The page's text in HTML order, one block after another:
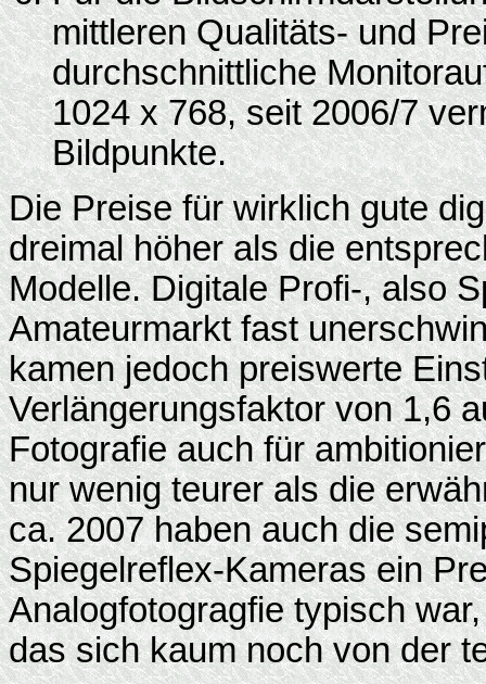
mittleren Qualitäts- und
durchschnittliche
1024 x 768, seit 2006/7
Bildpunkte.
Die Preise für wirklich gute
dreimal höher als die
Modelle. Digitale Profi-, also
Amateurmarkt fast
kamen jedoch preiswerte
Verlängerungsfaktor von 1,6
Fotografie auch für
nur wenig teurer als die
ca. 2007 haben auch die
Spiegelreflex-Kameras ein
Analogfotogragfie typisch
das sich kaum noch von der